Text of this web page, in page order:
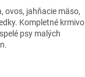
ovos, jahňacie mäso,
Kompletné krmivo
psy malých